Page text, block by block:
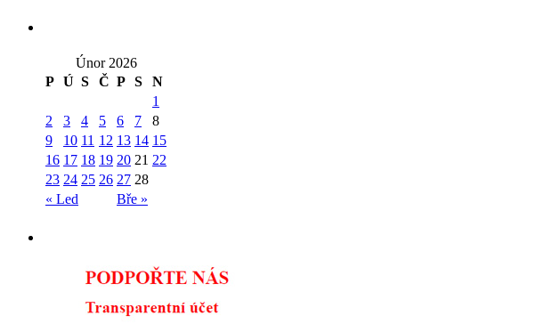
Únor 2026
P Ú S Č P S N
« Led Bře »
1
2
3 4 5 6 7
8
9
10 11 12 13 14 15
16 17 18 19 20 21 22
23 24 25 26 27 28